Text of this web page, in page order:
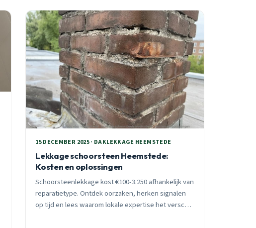
15 DECEMBER 2025 · DAKLEKKAGE HEEMSTEDE
Lekkage schoorsteen Heemstede:
Kosten en oplossingen
Schoorsteenlekkage kost €100-3.250 afhankelijk van
reparatietype. Ontdek oorzaken, herken signalen
op tijd en lees waarom lokale expertise het verschil